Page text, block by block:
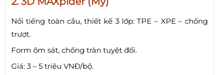
Nổi tiếng toàn cầu, thiết kế 3 lớp: TPE – XPE – chống
trượt.
Form ôm sát, chống tràn tuyệt đối.
Giá: 3 – 5 triệu VNĐ/bộ.